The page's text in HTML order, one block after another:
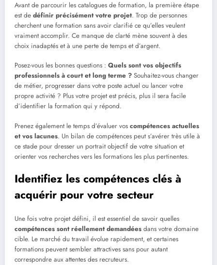
Avant de parcourir les catalogues de formation, la première étape
est de définir précisément votre projet. Trop de personnes
cherchent une formation sans avoir clarifié ce qu’elles veulent
vraiment accomplir. Ce manque de clarté mène souvent à des
choix inadaptés et à une perte de temps et d’argent.
Posez-vous les bonnes questions : Quels sont vos objectifs
professionnels à court et long terme ? Souhaitez-vous changer
de métier, progresser dans votre poste actuel ou lancer votre
propre activité ? Plus votre projet est précis, plus il sera facile
d’identifier la formation qui y répond.
Prenez également le temps d’évaluer vos compétences actuelles
et vos lacunes. Un bilan de compétences peut s’avérer très utile à
ce stade pour dresser un portrait objectif de votre situation et
orienter vos recherches vers les formations les plus pertinentes.
Identifiez les compétences clés à
acquérir pour votre secteur
Une fois votre projet défini, il est essentiel de savoir quelles
compétences sont réellement demandées dans votre domaine
cible. Le marché du travail évolue rapidement, et certaines
formations peuvent sembler attractives sans pour autant
correspondre aux attentes des recruteurs.